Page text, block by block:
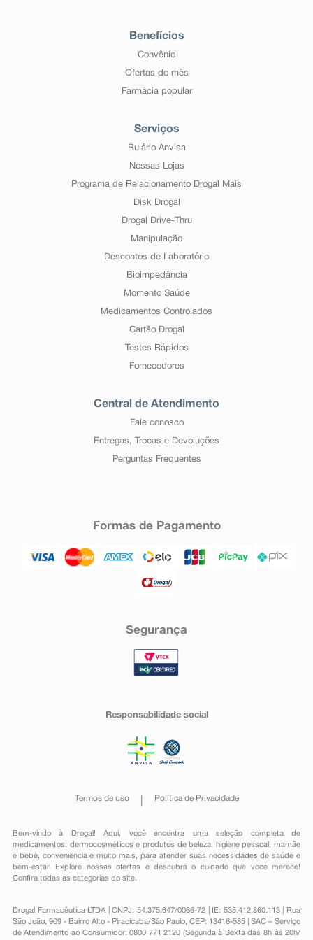
Benefícios
Convênio
Ofertas do mês
Farmácia popular
Serviços
Bulário Anvisa
Nossas Lojas
Programa de Relacionamento Drogal Mais
Disk Drogal
Drogal Drive-Thru
Manipulação
Descontos de Laboratório
Bioimpedância
Momento Saúde
Medicamentos Controlados
Cartão Drogal
Testes Rápidos
Fornecedores
Central de Atendimento
Fale conosco
Entregas, Trocas e Devoluções
Perguntas Frequentes
Formas de Pagamento
Segurança
Responsabilidade social
Termos de uso Política de Privacidade
Bem-vindo à Drogal! Aqui, você encontra uma seleção completa de
medicamentos , dermocosméticos e produtos de beleza, higiene pessoal ,mamãe
e bebê, conveniênciae muito mais, para atender suas necessidades de saúde e
bem-estar. Explore nossas ofertas e descubra o cuidado que você merece!
Confira todas as categorias do site.
Drogal Farmacêutica LTDA | CNPJ: 54.375.647/0066-72 | IE: 535.412.860.113 | Rua
São João, 909 - Bairro Alto - Piracicaba/São Paulo, CEP: 13416-585 | SAC – Serviço
de Atendimento ao Consumidor: 0800 771 2120 (Segunda à Sexta das 8h às 20h/